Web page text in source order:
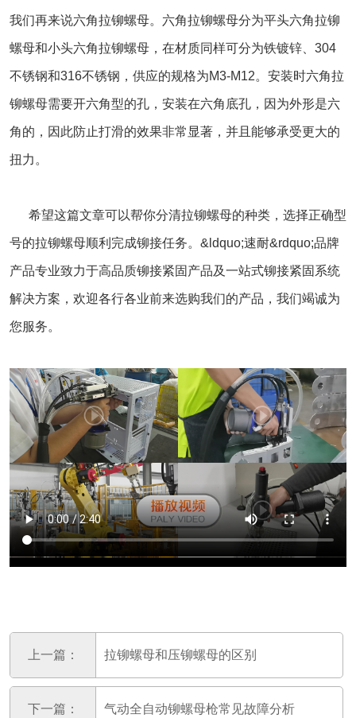
我们再来说六角拉铆螺母。六角拉铆螺母分为平头六角拉铆
螺母和小头六角拉铆螺母，在材质同样可分为铁镀锌、304
不锈钢和316不锈钢，供应的规格为M3-M12。安装时六角拉
铆螺母需要开六角型的孔，安装在六角底孔，因为外形是六
角的，因此防止打滑的效果非常显著，并且能够承受更大的
扭力。
希望这篇文章可以帮你分清拉铆螺母的种类，选择正确型
号的拉铆螺母顺利完成铆接任务。&ldquo;速耐&rdquo;品牌
产品专业致力于高品质铆接紧固产品及一站式铆接紧固系统
解决方案，欢迎各行各业前来选购我们的产品，我们竭诚为
您服务。
上一篇： 拉铆螺母和压铆螺母的区别
下一篇： 气动全自动铆螺母枪常见故障分析